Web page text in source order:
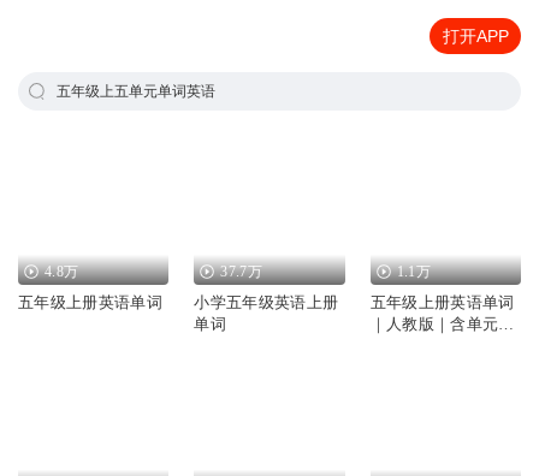
打开APP
五年级上五单元单词英语
4.8万
五年级上册英语单词
37.7万
小学五年级英语上册
单词
1.1万
五年级上册英语单词
｜人教版｜含单元重